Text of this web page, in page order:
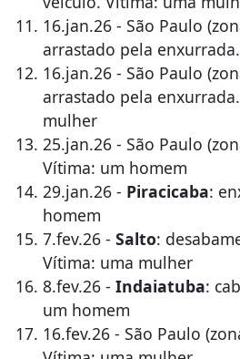
16.jan.26 - São Paulo
arrastado pela
16.jan.26 - São Paulo
arrastado pela
mulher
25.jan.26 - São Paulo
Vítima: um homem
29.jan.26 - Piracicaba:
homem
7.fev.26 - Salto:
Vítima: uma mulher
8.fev.26 - Indaiatuba:
um homem
16.fev.26 - São Paulo